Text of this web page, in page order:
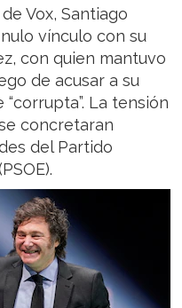
Vox, Santiago
vínculo con su
con quien mantuvo
de acusar a su
La tensión
concretaran
del Partido